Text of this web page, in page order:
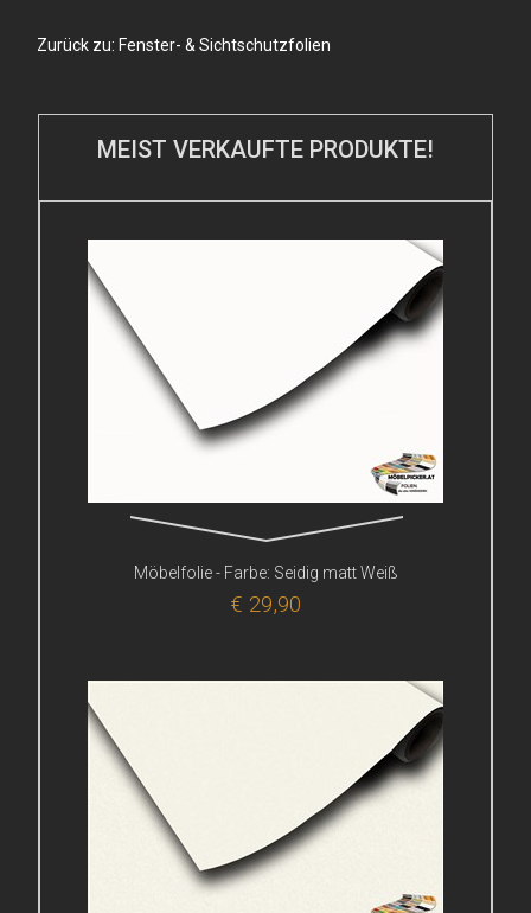
Zurück zu: Fenster- & Sichtschutzfolien
MEIST VERKAUFTE PRODUKTE!
Möbelfolie - Farbe: Seidig matt Weiß
€ 29,90